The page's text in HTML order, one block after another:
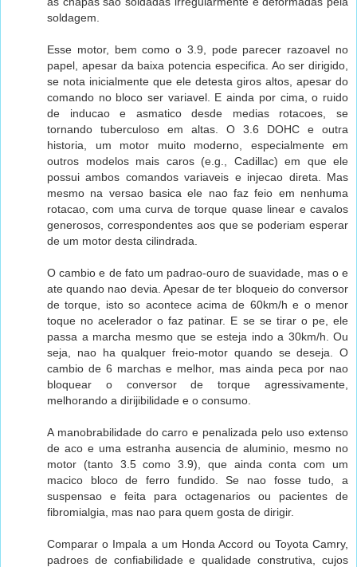
soldagem.
Esse motor, bem como o 3.9, pode parecer razoavel no
papel, apesar da baixa potencia especifica. Ao ser dirigido,
se nota inicialmente que ele detesta giros altos, apesar do
comando no bloco ser variavel. E ainda por cima, o ruido
de inducao e asmatico desde medias rotacoes, se
tornando tuberculoso em altas. O 3.6 DOHC e outra
historia, um motor muito moderno, especialmente em
outros modelos mais caros (e.g., Cadillac) em que ele
possui ambos comandos variaveis e injecao direta. Mas
mesmo na versao basica ele nao faz feio em nenhuma
rotacao, com uma curva de torque quase linear e cavalos
generosos, correspondentes aos que se poderiam esperar
de um motor desta cilindrada.
O cambio e de fato um padrao-ouro de suavidade, mas o e
ate quando nao devia. Apesar de ter bloqueio do conversor
de torque, isto so acontece acima de 60km/h e o menor
toque no acelerador o faz patinar. E se se tirar o pe, ele
passa a marcha mesmo que se esteja indo a 30km/h. Ou
seja, nao ha qualquer freio-motor quando se deseja. O
cambio de 6 marchas e melhor, mas ainda peca por nao
bloquear o conversor de torque agressivamente,
melhorando a dirijibilidade e o consumo.
A manobrabilidade do carro e penalizada pelo uso extenso
de aco e uma estranha ausencia de aluminio, mesmo no
motor (tanto 3.5 como 3.9), que ainda conta com um
macico bloco de ferro fundido. Se nao fosse tudo, a
suspensao e feita para octagenarios ou pacientes de
fibromialgia, mas nao para quem gosta de dirigir.
Comparar o Impala a um Honda Accord ou Toyota Camry,
padroes de confiabilidade e qualidade construtiva, cujos